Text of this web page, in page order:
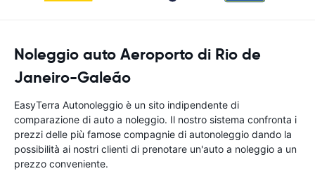
Noleggio auto Aeroporto di Rio de
Janeiro-Galeão
EasyTerra Autonoleggio è un sito indipendente di
comparazione di auto a noleggio. Il nostro sistema confronta i
prezzi delle più famose compagnie di autonoleggio dando la
possibilità ai nostri clienti di prenotare un'auto a noleggio a un
prezzo conveniente.